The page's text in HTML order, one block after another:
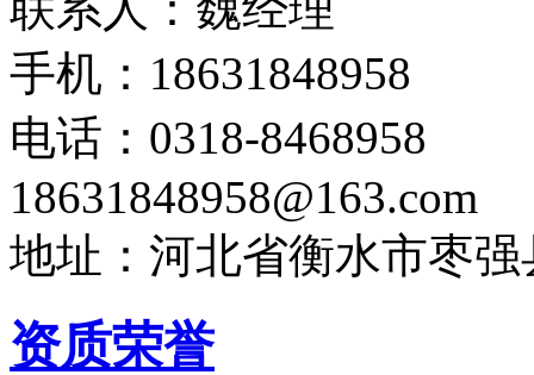
手机：18631848958
电话：0318-8468958
18631848958@163.com
地址：河北省衡水市枣
资质荣誉